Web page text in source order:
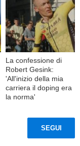
La confessione di
Robert Gesink:
'All'inizio della mia
carriera il doping era
la norma'
SEGUI